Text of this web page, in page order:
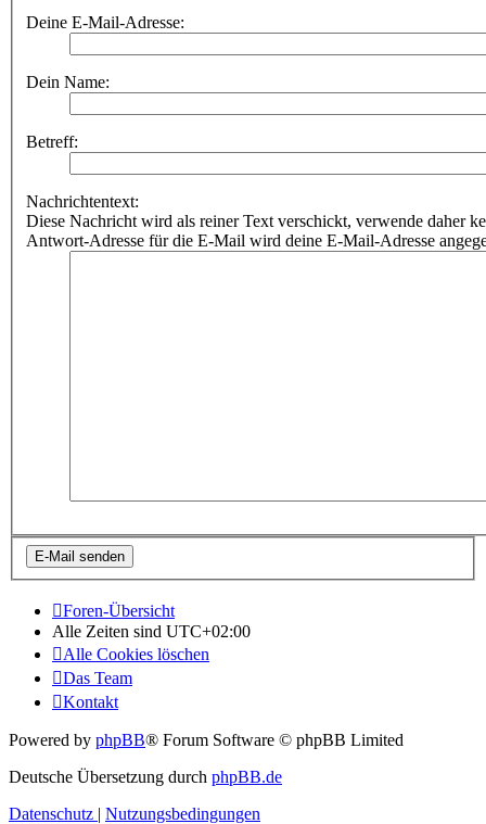
Deine E-Mail-Adresse:
Dein Name:
Betreff:
Nachrichtentext:
Diese Nachricht wird als reiner Text verschickt, verwende daher
Antwort-Adresse für die E-Mail wird deine E-Mail-Adresse
Foren-Übersicht
Alle Zeiten sind UTC+02:00
Alle Cookies löschen
Das Team
Kontakt
Powered by phpBB® Forum Software © phpBB Limited
Deutsche Übersetzung durch phpBB.de
Datenschutz | Nutzungsbedingungen